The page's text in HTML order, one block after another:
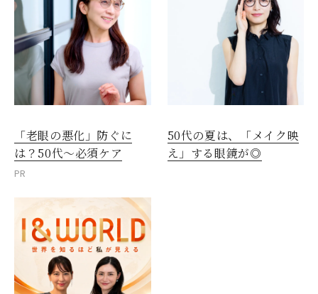
「老眼の悪化」防ぐに
は？50代～必須ケア
PR
50代の夏は、「メイク映
え」する眼鏡が◎